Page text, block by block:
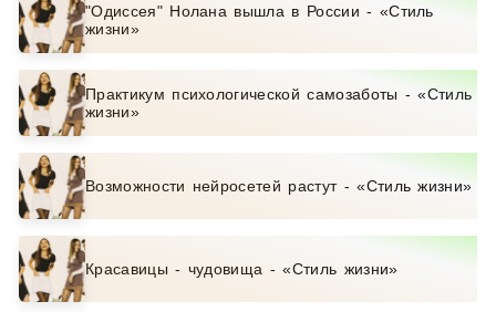
"Одиссея" Нолана вышла в России - «Стиль
жизни»
Практикум психологической самозаботы - «Стиль
жизни»
Возможности нейросетей растут - «Стиль жизни»
Красавицы - чудовища - «Стиль жизни»